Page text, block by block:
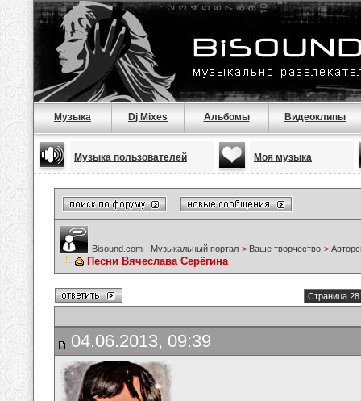
Музыка Dj Mixes Альбомы Видеоклипы
Музыка пользователей Моя музыка
Bisound.com - Музыкальный портал > Ваше творчество >
Песни Вячеслава Серёгина
Страница
04.06.2013, 09:39